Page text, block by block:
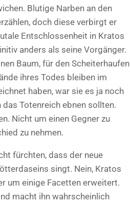
Blutige Narben an den
doch diese verbirgt er
Entschlossenheit in Kratos
anders als seine Vorgänger.
Baum, für den Scheiterhaufen
ihres Todes bleiben im
haben, war sie es ja noch
Totenreich ebnen sollten.
Nicht um einen Gegner zu
zu nehmen.
fürchten, dass der neue
singt. Nein, Kratos
um einige Facetten erweitert.
macht ihn wahrscheinlich